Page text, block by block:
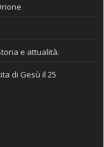
e attualità.
di Gesù il 25